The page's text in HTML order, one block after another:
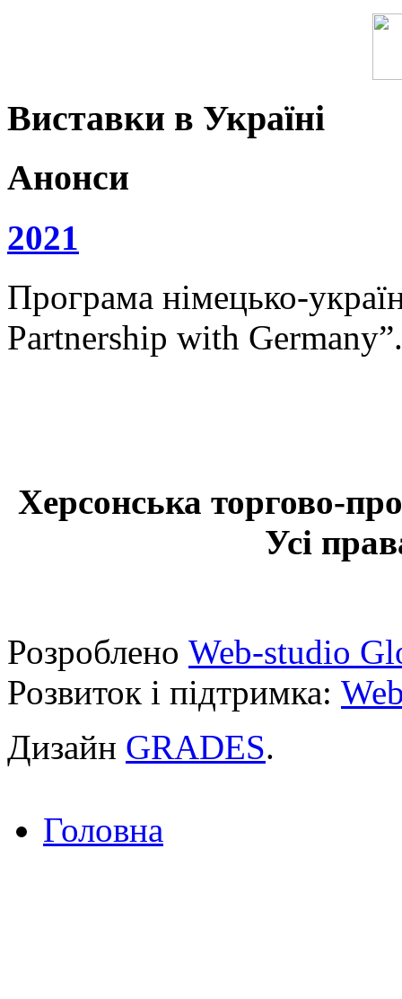
Виставки в Україні
Анонси
2021
Програма німецько-
Partnership with
Херсонська торгово-
Усі
Розроблено Web-studio
Розвиток і підтримка:
Дизайн GRADES.
Головна